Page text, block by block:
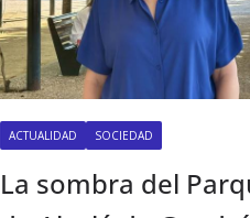
ACTUALIDAD SOCIEDAD
La sombra del